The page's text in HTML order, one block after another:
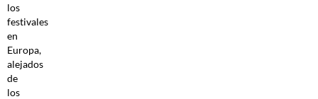
los
festivales
en
Europa,
alejados
de
los